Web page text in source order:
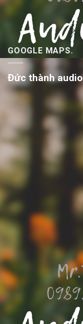
GOOGLE MAPS.
Đức thành audio